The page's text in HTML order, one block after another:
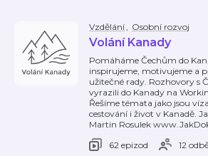
Vzdělání, Osobní rozvoj
Volání Kanady
Pomáháme Čechům do
inspirujeme, motivujeme a
užitečné rady. Rozhovory s
vyrazili do Kanady na
Řešíme témata jako jsou
cestování i život v Kanadě.
Martin Rosulek
62 epizod
12